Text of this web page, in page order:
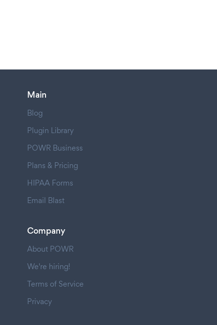
Main
Blog
Plugin Library
POWR Business
Plans & Pricing
HIPAA Forms
Email Blast
Company
About POWR
We're hiring!
Terms of Service
Privacy